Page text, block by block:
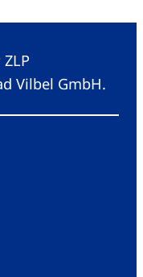
Vilbel GmbH.